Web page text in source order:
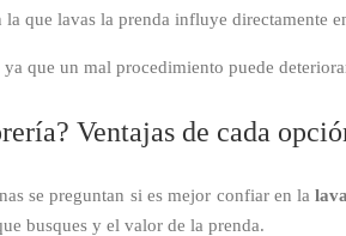
la que lavas la prenda influye directamente
ya que un mal procedimiento puede
Ventajas de cada
se preguntan si es mejor confiar en la
busques y el valor de la prenda.